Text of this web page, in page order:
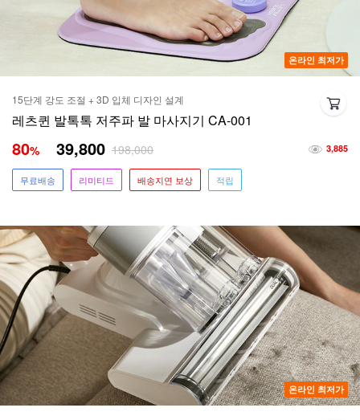
온라인 최저가
15단계 강도 조절 + 3D 입체 디자인 설계
레츠퀸 발톡톡 저주파 발 마사지기 CA-001
3,885
80% 39,800 198,000
무료배송 리미티드 배송지연 보상 적립
온라인 최저가